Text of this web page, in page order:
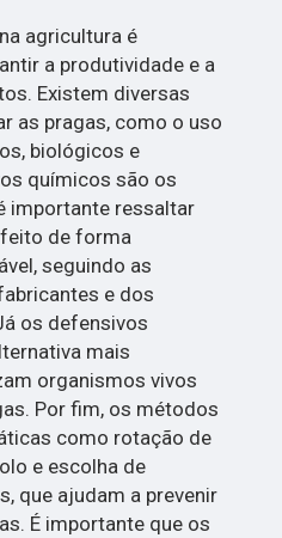
agricultura é
a produtividade e a
Existem diversas
as pragas, como o uso
biológicos e
químicos são os
importante ressaltar
feito de forma
seguindo as
e dos
os defensivos
mais
organismos vivos
Por fim, os métodos
como rotação de
e escolha de
que ajudam a prevenir
É importante que os